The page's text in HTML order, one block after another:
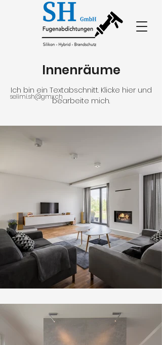
selimi.sh@gmx.ch
Innenräume
Ich bin ein Textabschnitt. Klicke hier und
bearbeite mich.